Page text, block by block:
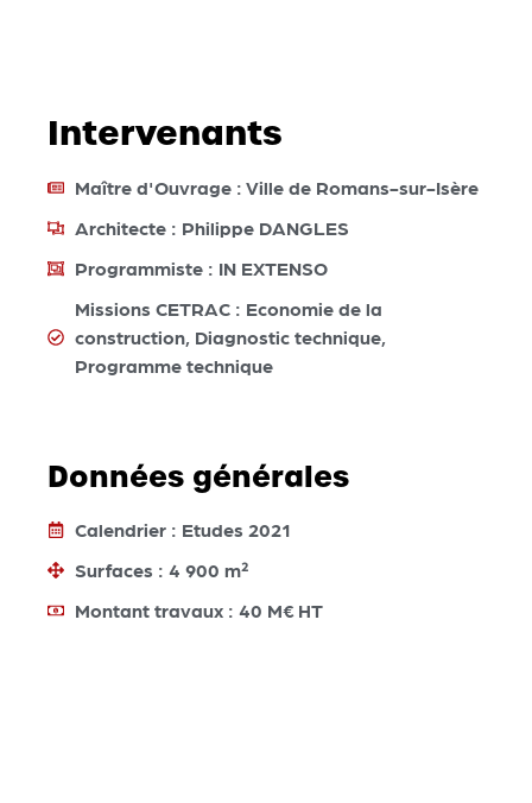
Intervenants
Maître d'Ouvrage : Ville de Romans-sur-Isère
Architecte : Philippe DANGLES
Programmiste : IN EXTENSO
Missions CETRAC : Economie de la
construction, Diagnostic technique,
Programme technique
Données générales
Calendrier : Etudes 2021
Surfaces : 4 900 m²
Montant travaux : 40 M€ HT